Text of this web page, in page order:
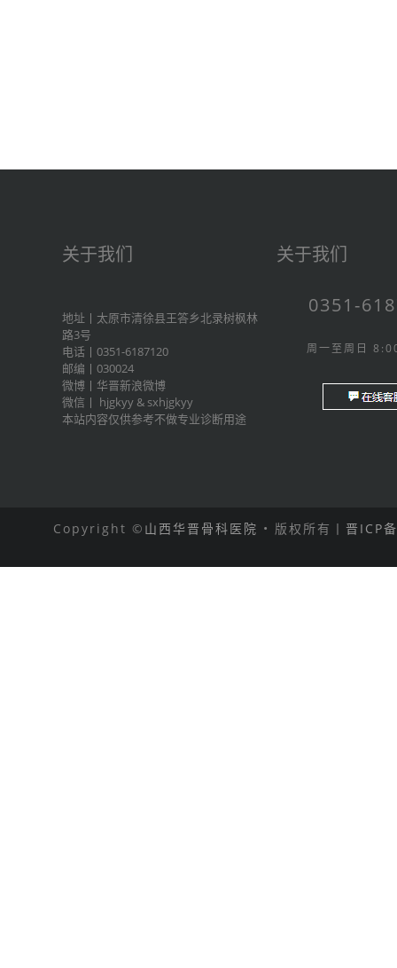
关于我们
地址丨太原市清徐县王答乡北录树枫林
路3号
电话丨0351-6187120
邮编丨030024
微博丨 华晋新浪微博
微信丨 hjgkyy & sxhjgkyy
本站内容仅供参考不做专业诊断用途
关于我们
0351-
周一至周日
Copyright © 山西华晋骨科医院 • 版权所有丨 晋ICP